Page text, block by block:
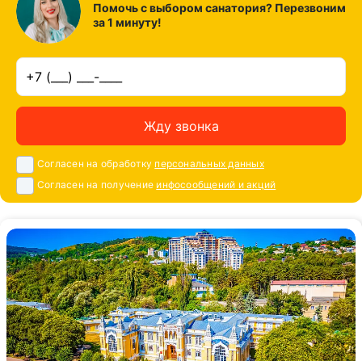
Помочь с выбором санатория? Перезвоним
за 1 минуту!
Жду звонка
Согласен на обработку персональных данных
Согласен на получение инфосообщений и акций